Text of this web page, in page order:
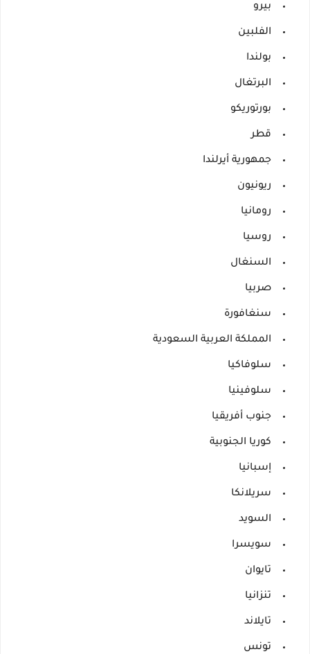
بيرو
الفلبين
بولندا
البرتغال
بورتوريكو
قطر
جمهورية أيرلندا
ريونيون
رومانيا
روسيا
السنغال
صربيا
سنغافورة
المملكة العربية السعودية
سلوفاكيا
سلوفينيا
جنوب أفريقيا
كوريا الجنوبية
إسبانيا
سريلانكا
السويد
سويسرا
تايوان
تنزانيا
تايلاند
تونس